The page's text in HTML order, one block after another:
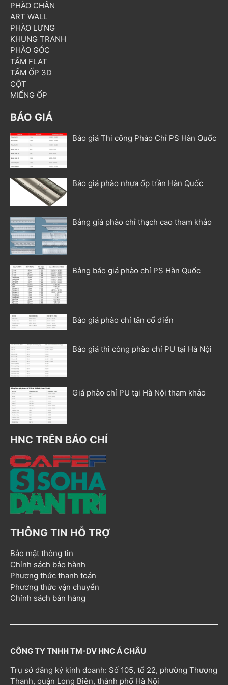
PHÀO CHÂN
ART WALL
PHÀO LƯNG
KHUNG TRANH
PHÀO GÓC
TẤM FLAT
TẤM ỐP 3D
CỘT
MIẾNG ỐP
BÁO GIÁ
Báo giá Thi công Phào Chỉ PS Hàn Quốc
Báo giá phào nhựa ốp trần Hàn Quốc
Bảng giá phào chỉ thạch cao tham khảo
Bảng báo giá phào chỉ PS Hàn Quốc
Báo giá phào chỉ tân cổ điển
Báo giá thi công phào chỉ PU tại Hà Nội
Giá phào chỉ PU tại Hà Nội tham khảo
HNC TRÊN BÁO CHÍ
THÔNG TIN HỖ TRỢ
Bảo mật thông tin
Chính sách bảo hành
Phương thức thanh toán
Phương thức vận chuyển
Chính sách bán hàng
CÔNG TY TNHH TM-DV HNC Á CHÂU
Trụ sở đăng ký kinh doanh: Số 105, tổ 22, phường Thượng
Thanh, quận Long Biên, thành phố Hà Nội